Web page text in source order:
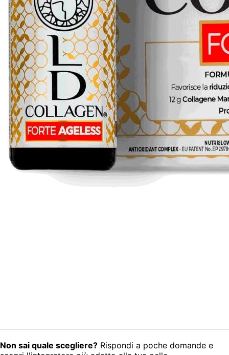
Non sai quale scegliere? Rispondi a poche domande e